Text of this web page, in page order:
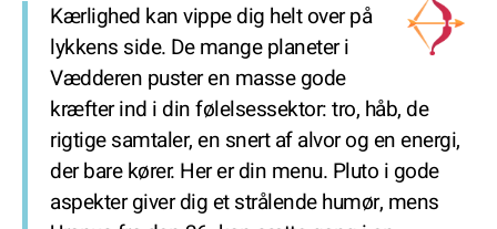
Kærlighed kan vippe dig helt over på
lykkens side. De mange planeter i
Vædderen puster en masse gode
kræfter ind i din følelsessektor: tro, håb, de
rigtige samtaler, en snert af alvor og en energi,
der bare kører. Her er din menu. Pluto i gode
aspekter giver dig et strålende humør, mens